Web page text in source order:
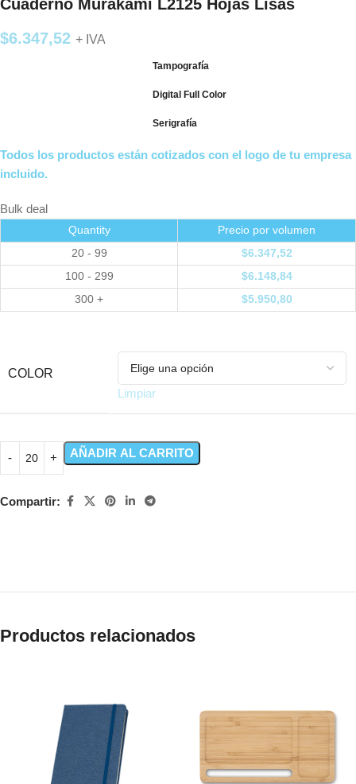
Cuaderno Murakami L2125 Hojas Lisas
$6.347,52 + IVA
Tampografía
Digital Full Color
Serigrafía
Todos los productos están cotizados con el logo de tu empresa
incluido.
Bulk deal
Quantity
Precio por volumen
20 - 99
$6.347,52
100 - 299
$6.148,84
300 +
$5.950,80
COLOR
Limpiar
AÑADIR AL CARRITO
Compartir:
Productos relacionados